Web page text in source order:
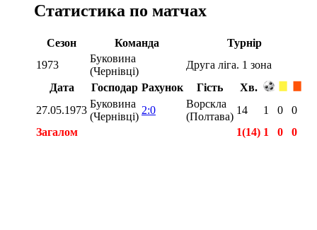
Статистика по матчах
Сезон Команда
Турнір
1973
Буковина
(Чернівці)
Друга ліга. 1 зона
Дата
Господар Рахунок Гість
Хв.
27.05.1973
Буковина
(Чернівці)
2:0
Ворскла
(Полтава)
14 1 0
0
Загалом
1(14) 1 0
0